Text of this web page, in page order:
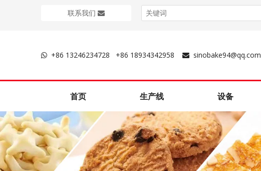
联系我们
 +86 13246234728 +86 18934342958  sinobake94@qq.com
首页 生产线 设备